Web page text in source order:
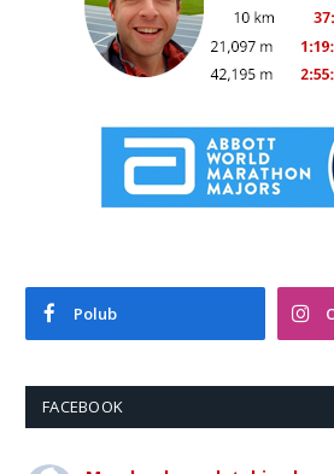
Polub
FACEBOOK